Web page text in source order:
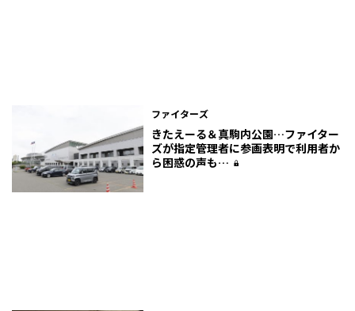
ファイターズ
きたえーる＆真駒内公園…ファイター
ズが指定管理者に参画表明で利用者か
ら困惑の声も…